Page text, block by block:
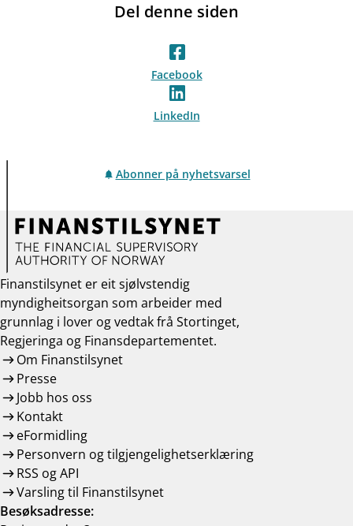
Del denne siden
Facebook
LinkedIn
Abonner på nyhetsvarsel
Finanstilsynet er eit sjølvstendig
myndigheitsorgan som arbeider med
grunnlag i lover og vedtak frå Stortinget,
Regjeringa og Finansdepartementet.
Om Finanstilsynet
Presse
Jobb hos oss
Kontakt
eFormidling
Personvern og tilgjengelighetserklæring
RSS og API
Varsling til Finanstilsynet
Besøksadresse: